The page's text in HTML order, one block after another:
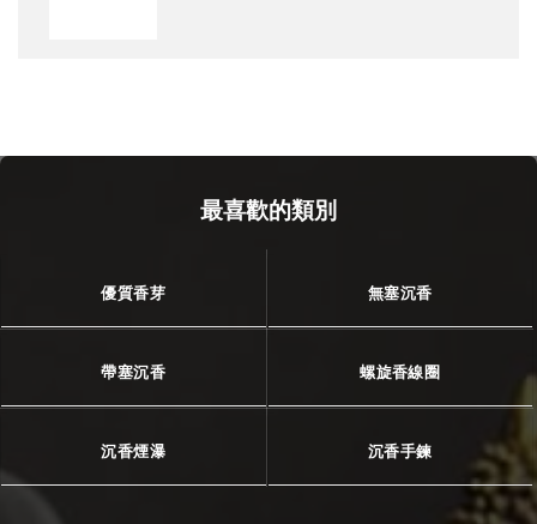
最喜歡的類別
優質香芽 無塞沉香
帶塞沉香 螺旋香線圈
沉香煙瀑 沉香手鍊